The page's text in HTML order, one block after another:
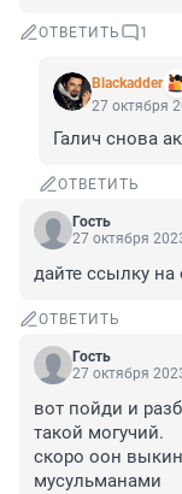
ОТВЕТИТЬ 1
Blackadder
27 октября
Галич снова
ОТВЕТИТЬ
Гость
27 октября
дайте ссылку
ОТВЕТИТЬ
Гость
27 октября
вот пойди и
такой могучий.
скоро оон
мусульманами